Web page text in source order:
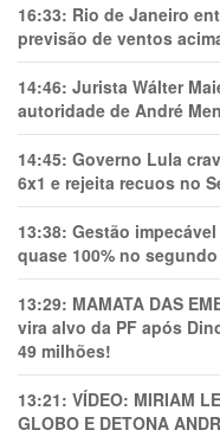
16:33: Rio de Janeiro
previsão de ventos
14:46: Jurista Wálter
autoridade de André
14:45: Governo Lula
6x1 e rejeita recuos no
13:38: Gestão
quase 100% no
13:29: MAMATA DAS
vira alvo da PF após
49 milhões!
13:21: VÍDEO: MIRIAM
GLOBO E DETONA